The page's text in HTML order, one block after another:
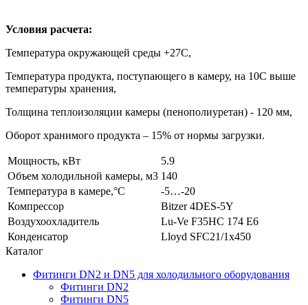
Условия расчета:
Температура окружающей среды +27С,
Температура продукта, поступающего в камеру, на 10С выше
температуры хранения,
Толщина теплоизоляции камеры (пенополиуретан) - 120 мм,
Оборот хранимого продукта – 15% от нормы загрузки.
Мощность, кВт
5.9
Объем холодильной камеры, м3 140
Температура в камере,°С
-5…-20
Компрессор
Bitzer 4DES-5Y
Воздухоохладитель
Lu-Ve F35HC 174 E6
Конденсатор
Lloyd SFC21/1x450
Каталог
Фитинги DN2 и DN5 для холодильного оборудования
Фитинги DN2
Фитинги DN5